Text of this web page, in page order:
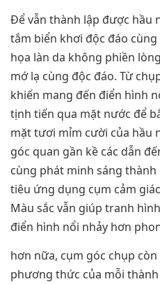
Để vẫn thành lập được hầu
tắm biển khơi độc đáo
họa làn da không phiền
mớ lạ cùng độc đáo. Từ
khiến mang đến điển hình
tịnh tiến qua mặt nước để
mặt tươi mỉm cười của hầu
góc quan gần kề các dẫn
cùng phát minh sáng thành
tiêu ứng dụng cụm cảm
Màu sắc vẫn giúp tranh
điển hình nổi nhảy hơn
hơn nữa, cụm góc chụp
phương thức của mỗi